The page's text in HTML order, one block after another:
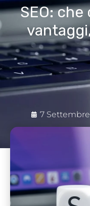
SEO: che
7